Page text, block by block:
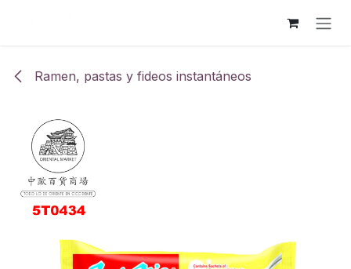
Ramen, pastas y fideos instantáneos